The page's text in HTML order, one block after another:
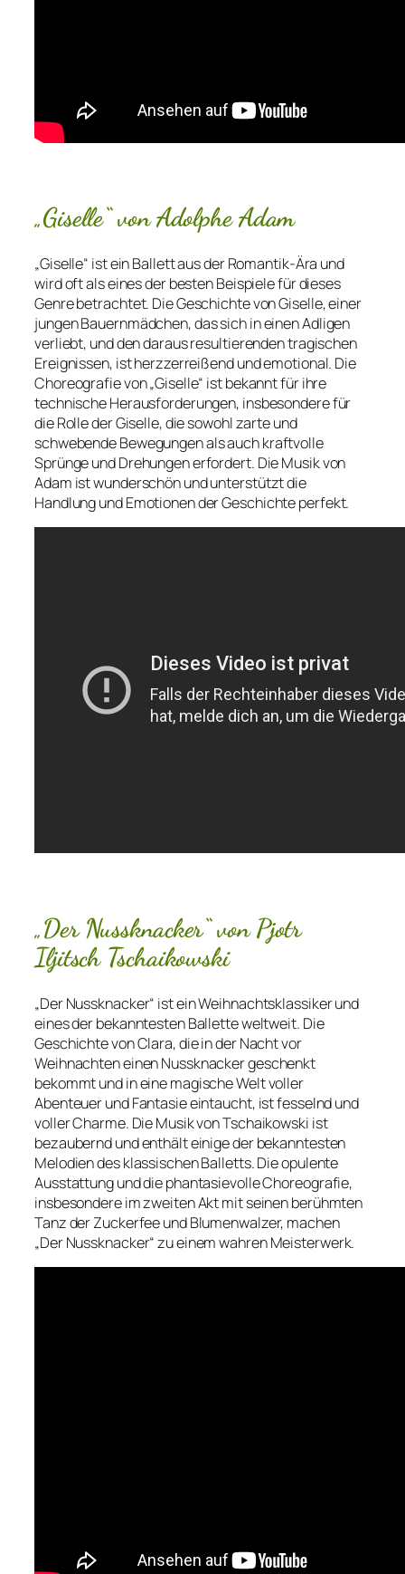
„Giselle“ von Adolphe Adam
„Giselle“ ist ein Ballett aus der Romantik-Ära und
wird oft als eines der besten Beispiele für dieses
Genre betrachtet. Die Geschichte von Giselle, einer
jungen Bauernmädchen, das sich in einen Adligen
verliebt, und den daraus resultierenden tragischen
Ereignissen, ist herzzerreißend und emotional. Die
Choreografie von „Giselle“ ist bekannt für ihre
technische Herausforderungen, insbesondere für
die Rolle der Giselle, die sowohl zarte und
schwebende Bewegungen als auch kraftvolle
Sprünge und Drehungen erfordert. Die Musik von
Adam ist wunderschön und unterstützt die
Handlung und Emotionen der Geschichte perfekt.
„Der Nussknacker“ von Pjotr
Iljitsch Tschaikowski
„Der Nussknacker“ ist ein Weihnachtsklassiker und
eines der bekanntesten Ballette weltweit. Die
Geschichte von Clara, die in der Nacht vor
Weihnachten einen Nussknacker geschenkt
bekommt und in eine magische Welt voller
Abenteuer und Fantasie eintaucht, ist fesselnd und
voller Charme. Die Musik von Tschaikowski ist
bezaubernd und enthält einige der bekanntesten
Melodien des klassischen Balletts. Die opulente
Ausstattung und die phantasievolle Choreografie,
insbesondere im zweiten Akt mit seinen berühmten
Tanz der Zuckerfee und Blumenwalzer, machen
„Der Nussknacker“ zu einem wahren Meisterwerk.